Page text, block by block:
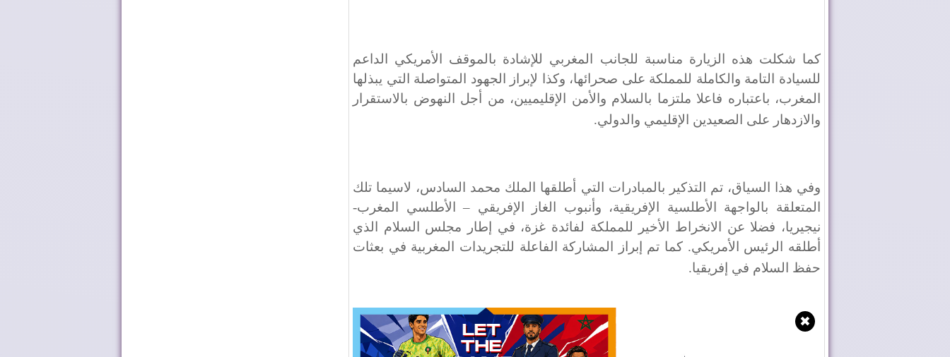
كما شكلت هذه الزيارة مناسبة للجانب المغربي للإشادة بالموقف الأمريكي الداعم
للسيادة التامة والكاملة للمملكة على صحرائها، وكذا لإبراز الجهود المتواصلة التي يبذلها
المغرب، باعتباره فاعلا ملتزما بالسلام والأمن الإقليميين، من أجل النهوض بالاستقرار
والازدهار على الصعيدين الإقليمي والدولي.
وفي هذا السياق، تم التذكير بالمبادرات التي أطلقها الملك محمد السادس، لاسيما تلك
المتعلقة بالواجهة الأطلسية الإفريقية، وأنبوب الغاز الإفريقي – الأطلسي المغرب-
نيجيريا، فضلا عن الانخراط الأخير للمملكة لفائدة غزة، في إطار مجلس السلام الذي
أطلقه الرئيس الأمريكي. كما تم إبراز المشاركة الفاعلة للتجريدات المغربية في بعثات
حفظ السلام في إفريقيا.
✖